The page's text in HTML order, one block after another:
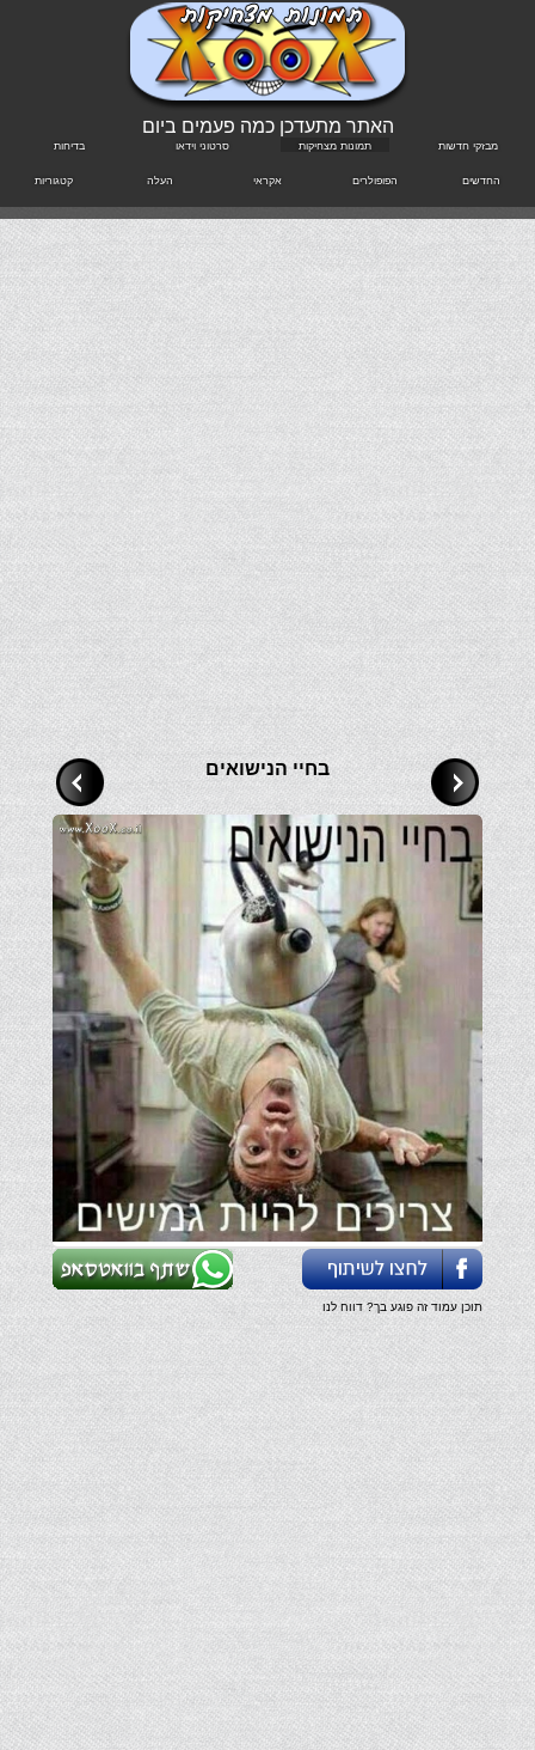
האתר מתעדכן כמה פעמים ביום
מבזקי חדשות תמונות מצחיקות סרטוני וידאו בדיחות
החדשים הפופולרים אקראי העלה קטגוריות
בחיי הנישואים
תוכן עמוד זה פוגע בך? דווח לנו